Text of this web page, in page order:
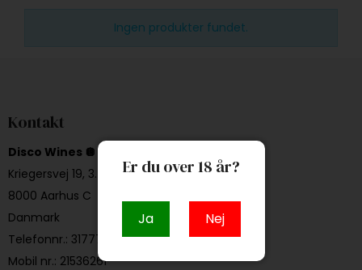
Ingen produkter fundet.
Kontakt
Disco Wines 🪩
Kriegersvej 19, 3. 3.
8000 Aarhus C
Danmark
Telefonnr.: 31777714
Mobil nr.: 21536261
Er du over 18 år?
Ja Nej